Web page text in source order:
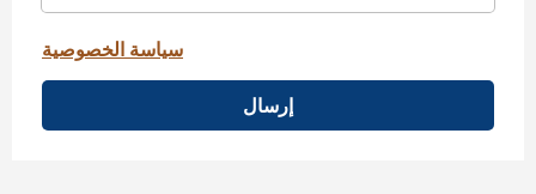
سياسة الخصوصية
إرسال